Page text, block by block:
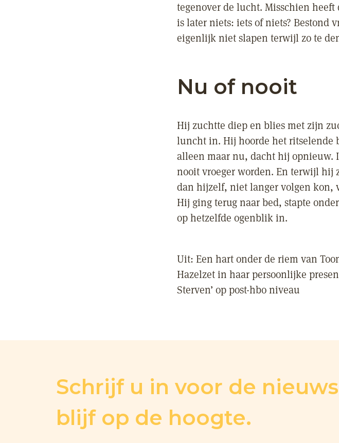
tegenover de lucht. Misschien
is later niets: iets of niets? Bestond
eigenlijk niet slapen terwijl zo te
Nu of nooit
Hij zuchtte diep en blies met zijn
luncht in. Hij hoorde het ritselende
alleen maar nu, dacht hij opnieuw.
nooit vroeger worden. En terwijl
dan hijzelf, niet langer volgen kon,
Hij ging terug naar bed, stapte
op hetzelfde ogenblik in.
Uit: Een hart onder de riem van
Hazelzet in haar persoonlijke
Sterven’ op post-hbo niveau
Schrijf u in voor de
blijf op de hoogte.